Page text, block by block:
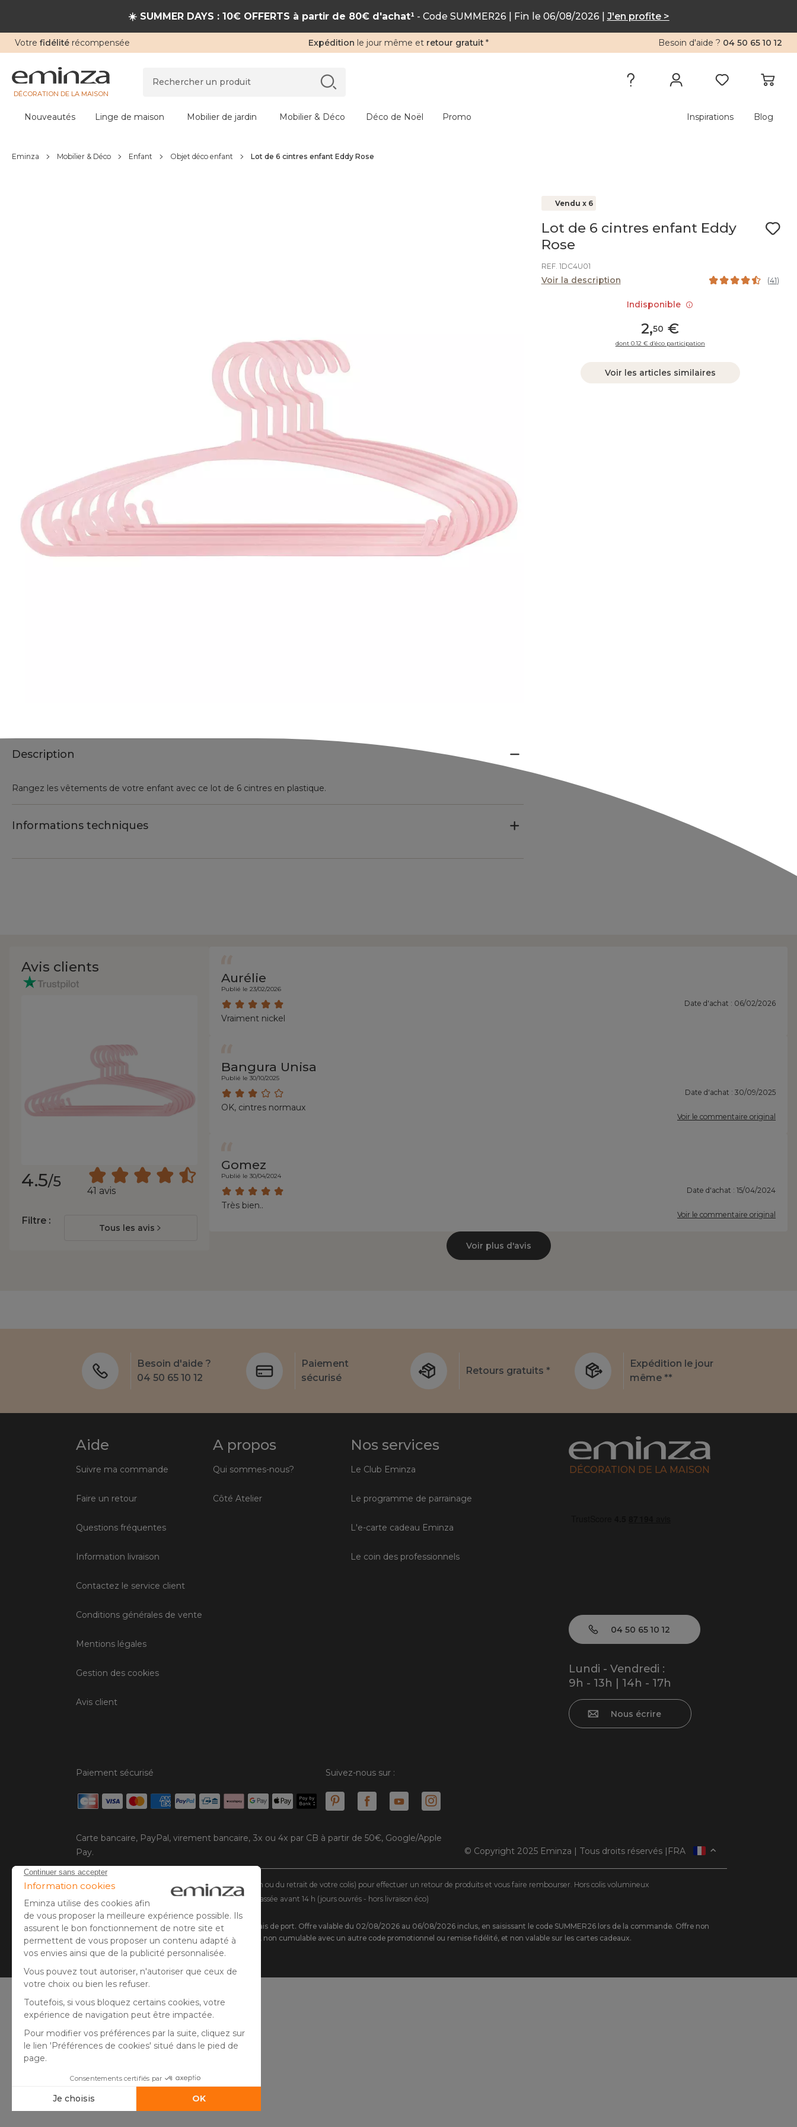
☀️ SUMMER DAYS : 10€ OFFERTS à partir de 80€ d'achat¹- Code SUMMER26 | Fin le 06/08/2026 | J'en profite >
Votre fidélité récompensée Expédition le jour même et retour gratuit * Besoin d'aide ? 04 50 65 10 12
DÉCORATION DE LA MAISON
Nouveautés Linge de maison Mobilier de jardin Mobilier & Déco Déco de Noël Promo Inspirations Blog
Eminza Mobilier & Déco Enfant Objet déco enfant Lot de 6 cintres enfant Eddy Rose
Vendu x 6
Lot de 6 cintres enfant Eddy
Rose
REF. 1DC4U01
Voir la description (41)
2,50 €
dont 0.12 € d’éco participation
Voir les articles similaires
Description
Rangez les vêtements de votre enfant avec ce lot de 6 cintres en plastique.
Informations techniques
Avis clients
4.5/5
41 avis
Filtre :
Tous les avis
Aurélie
Publié le 23/02/2026
Date d'achat : 06/02/2026
Vraiment nickel
Bangura Unisa
Publié le 30/10/2025
Date d'achat : 30/09/2025
OK, cintres normaux
Voir le commentaire original
Gomez
Publié le 30/04/2024
Date d'achat : 15/04/2024
Très bien..
Voir le commentaire original
Voir plus d'avis
Besoin d'aide ?
04 50 65 10 12
Paiement
sécurisé
Retours gratuits *
Expédition le jour
même **
Aide
Suivre ma commande
Faire un retour
Questions fréquentes
Information livraison
Contactez le service client
Conditions générales de vente
Mentions légales
Gestion des cookies
Avis client
A propos
Qui sommes-nous?
Côté Atelier
Nos services
Le Club Eminza
Le programme de parrainage
L'e-carte cadeau Eminza
Le coin des professionnels
DÉCORATION DE LA MAISON
04 50 65 10 12
Lundi - Vendredi :
9h - 13h | 14h - 17h
Nous écrire
Paiement sécurisé Suivez-nous sur :
Carte bancaire, PayPal, virement bancaire, 3x ou 4x par CB à partir de 50€, Google/Apple
Pay.
© Copyright 2025 Eminza | Tous droits réservés |
ESPAÑA
ITALIE
DEUTSCHLAND
SUISSE
FRA
* Vous disposez de 30 jours (à compter de la réception ou du retrait de votre colis) pour effectuer un retour de produits et vous faire rembourser. Hors colis volumineux
** Expédition le jour même pour toute commande passée avant 14 h (jours ouvrés - hors livraison éco)
(1) Remise de 10€ à partir de 80€ d'achat, hors frais de port. Offre valable du 02/08/2026 au 06/08/2026 inclus, en saisissant le code SUMMER26 lors de la commande. Offre non
sécable, non remboursable, non cumulable avec un autre code promotionnel ou remise fidélité, et non valable sur les cartes cadeaux.